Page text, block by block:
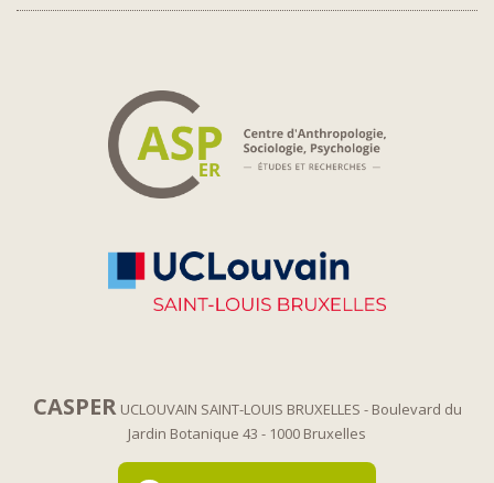
CASPER UCLOUVAIN SAINT-LOUIS BRUXELLES - Boulevard du
Jardin Botanique 43 - 1000 Bruxelles